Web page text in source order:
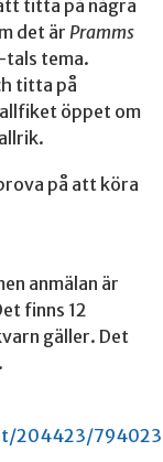
titta på några
det är Pramms
tals tema.
titta på
öppet om
på att köra
anmälan är
finns 12
gäller. Det
204423/